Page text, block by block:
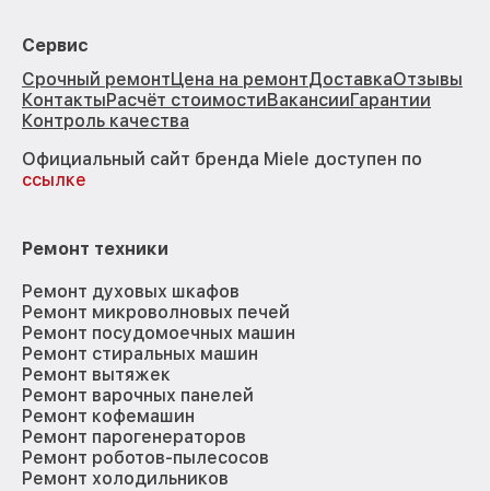
Сервис
Срочный ремонтЦена на ремонтДоставкаОтзывы
КонтактыРасчёт стоимостиВакансииГарантии
Контроль качества
Официальный сайт бренда Miele доступен по
ссылке
Ремонт техники
Ремонт духовых шкафов
Ремонт микроволновых печей
Ремонт посудомоечных машин
Ремонт стиральных машин
Ремонт вытяжек
Ремонт варочных панелей
Ремонт кофемашин
Ремонт парогенераторов
Ремонт роботов-пылесосов
Ремонт холодильников